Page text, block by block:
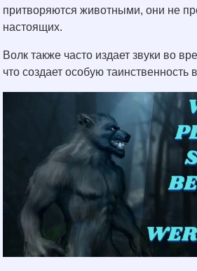
притворяются животными, они не
настоящих.
Волк также часто издает звуки во
что создает особую таинственность